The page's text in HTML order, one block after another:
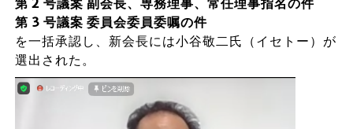
第 2 号議案 副会長、専務理事、常任理事指名の件
第 3 号議案 委員会委員委嘱の件
を一括承認し、新会長には小谷敬二氏（イセトー）が
選出された。